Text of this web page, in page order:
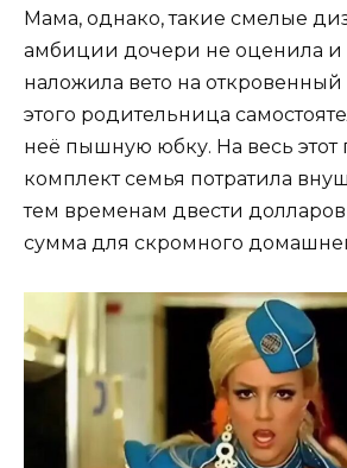
Мама, однако, такие смелые
амбиции дочери не оценила и
наложила вето на
этого родительница
неё пышную юбку. На весь
комплект семья потратила
тем временам двести
сумма для скромного